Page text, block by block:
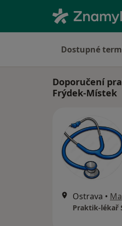
Dostupné
Doporučení
Frýdek-Místek
Ostrava •
Praktik-lékař